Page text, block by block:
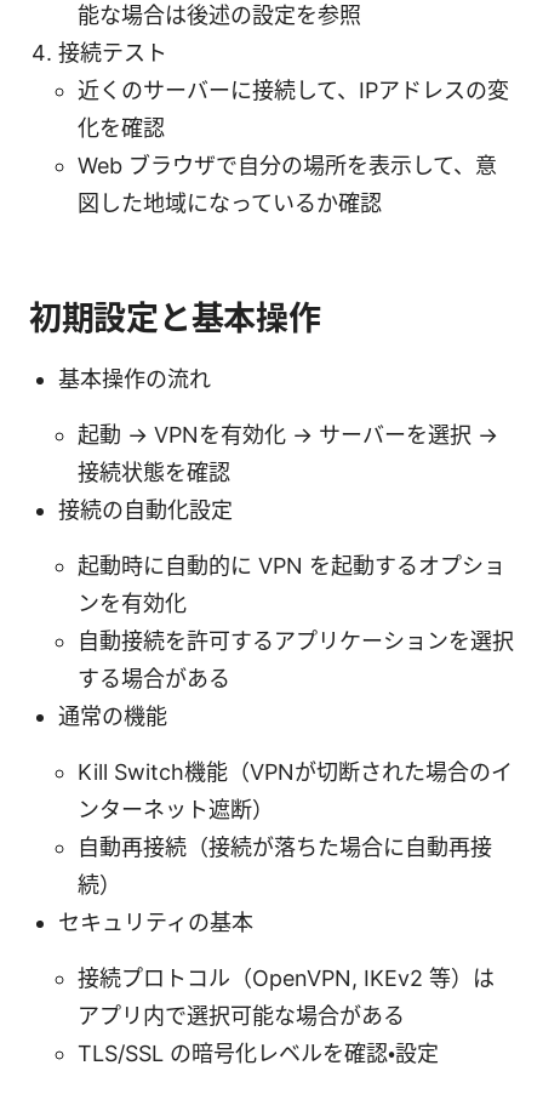
能な場合は後述の設定を参照
接続テスト
近くのサーバーに接続して、IPアドレスの変
化を確認
Web ブラウザで自分の場所を表示して、意
図した地域になっているか確認
初期設定と基本操作
基本操作の流れ
起動 → VPNを有効化 → サーバーを選択 →
接続状態を確認
接続の自動化設定
起動時に自動的に VPN を起動するオプショ
ンを有効化
自動接続を許可するアプリケーションを選択
する場合がある
通常の機能
Kill Switch機能（VPNが切断された場合のイ
ンターネット遮断）
自動再接続（接続が落ちた場合に自動再接
続）
セキュリティの基本
接続プロトコル（OpenVPN, IKEv2 等）は
アプリ内で選択可能な場合がある
TLS/SSL の暗号化レベルを確認・設定